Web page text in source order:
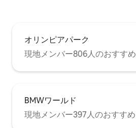
オリンピアパーク
現地メンバー806人のおすすめ
BMWワールド
現地メンバー397人のおすすめ